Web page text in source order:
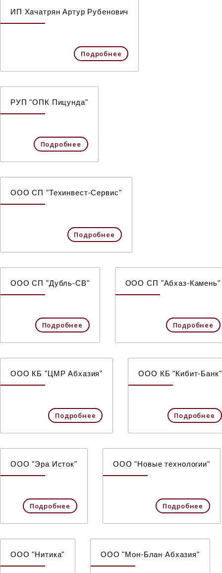
ИП Хачатрян Артур Рубенович
Подробнее
РУП "ОПК Пицунда"
Подробнее
ООО СП "Техинвест-Сервис"
Подробнее
ООО СП "Дубль-СВ"
Подробнее
ООО СП "Абхаз-Камень"
Подробнее
ООО КБ "ЦМР Абхазия"
Подробнее
ООО КБ "Кибит-Банк"
Подробнее
ООО "Эра Исток"
Подробнее
ООО "Новые технологии"
Подробнее
ООО "Нитика" ООО "Мон-Блан Абхазия"